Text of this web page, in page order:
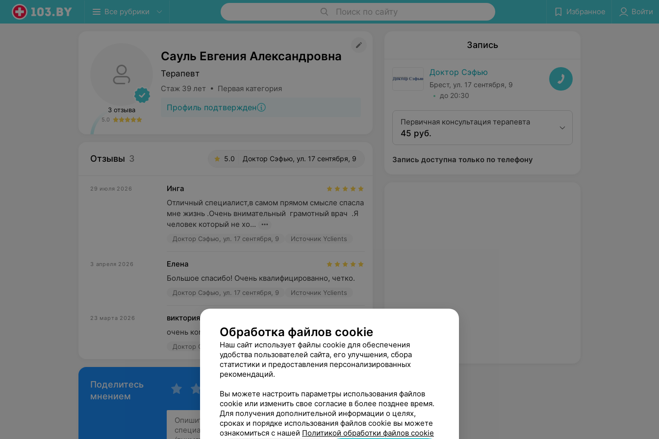
Все рубрики Поиск по сайту Избранное Войти
3 отзыва
5.0
Сауль Евгения Александровна
Терапевт
Стаж 39 лет • Первая категория
Профиль подтвержден
Отзывы 3 5.0 Доктор Сэфью, ул. 17 сентября, 9
29 июля 2026
Инга
Отличный специалист,в самом прямом смысле спасла
мне жизнь .Очень внимательный  грамотный врач  .Я
человек который не хо...
Доктор Сэфью, ул. 17 сентября, 9 Источник Yclients
3 апреля 2026
Елена
Большое спасибо! Очень квалифицированно, четко.
Доктор Сэфью, ул. 17 сентября, 9 Источник Yclients
23 марта 2026
виктория
очень компетентная врач
Доктор Сэфью, ул. 17 сентября, 9 Источник Yclients
Поделитесь
мнением
Запись
Доктор Сэфью
Брест, ул. 17 сентября, 9
до 20:30
Первичная консультация терапевта
45 руб.
Запись доступна только по телефону
Обработка файлов cookie
Наш сайт использует файлы cookie для обеспечения
удобства пользователей сайта, его улучшения, сбора
статистики и предоставления персонализированных
рекомендаций.
Вы можете настроить параметры использования файлов
cookie или изменить свое согласие в более позднее время.
Для получения дополнительной информации о целях,
сроках и порядке использования файлов cookie вы можете
ознакомиться с нашей Политикой обработки файлов cookie